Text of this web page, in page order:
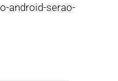
android-serao-